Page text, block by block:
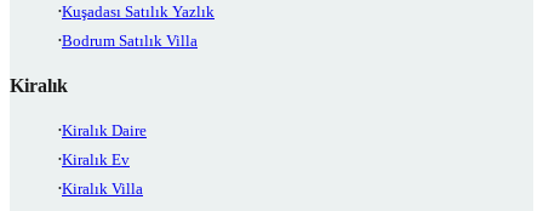
Kuşadası Satılık Yazlık
Bodrum Satılık Villa
Kiralık
Kiralık Daire
Kiralık Ev
Kiralık Villa